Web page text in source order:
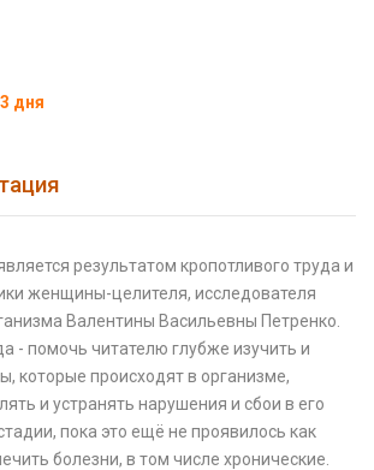
дня
результатом кропотливого труда и
женщины-целителя, исследователя
Валентины Васильевны Петренко.
- помочь читателю глубже изучить и
которые происходят в организме,
и устранять нарушения и сбои в его
пока это ещё не проявилось как
болезни, в том числе хронические.